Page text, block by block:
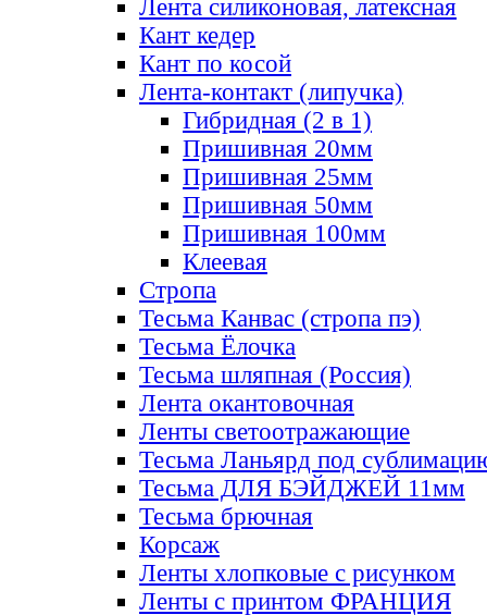
Лента силиконовая, латексная
Кант кедер
Кант по косой
Лента-контакт (липучка)
Гибридная (2 в 1)
Пришивная 20мм
Пришивная 25мм
Пришивная 50мм
Пришивная 100мм
Клеевая
Стропа
Тесьма Канвас (стропа пэ)
Тесьма Ёлочка
Тесьма шляпная (Россия)
Лента окантовочная
Ленты светоотражающие
Тесьма Ланьярд под
Тесьма ДЛЯ БЭЙДЖЕЙ 11мм
Тесьма брючная
Корсаж
Ленты хлопковые с рисунком
Ленты с принтом ФРАНЦИЯ